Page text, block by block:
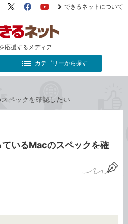
応援するメディア
X（旧
FacebookYouTube
できるネットについて
カテゴリーから探す
ペックを確認したい
ているMacのスペックを確